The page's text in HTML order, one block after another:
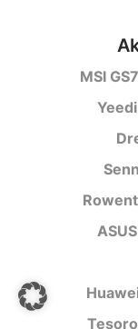
MSI